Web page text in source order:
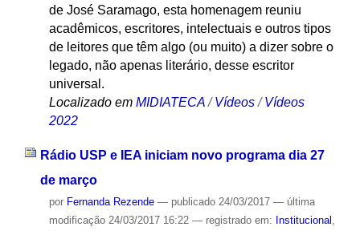
de José Saramago, esta homenagem reuniu
acadêmicos, escritores, intelectuais e outros tipos
de leitores que têm algo (ou muito) a dizer sobre o
legado, não apenas literário, desse escritor
universal.
Localizado em MIDIATECA /Vídeos /Vídeos
2022
Rádio USP e IEA iniciam novo programa dia 27
de março
por Fernanda Rezende — publicado24/03/2017 — última
modificação24/03/2017 16:22 — registrado em: Institucional